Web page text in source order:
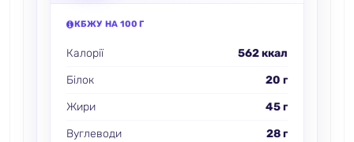
КБЖУ НА 100 Г
Калорії
562 ккал
Білок
20 г
Жири
45 г
Вуглеводи
28 г